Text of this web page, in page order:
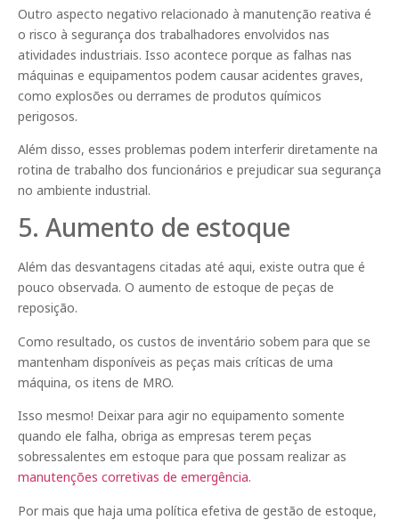
Outro aspecto negativo relacionado à manutenção reativa é
o risco à segurança dos trabalhadores envolvidos nas
atividades industriais. Isso acontece porque as falhas nas
máquinas e equipamentos podem causar acidentes graves,
como explosões ou derrames de produtos químicos
perigosos.
Além disso, esses problemas podem interferir diretamente na
rotina de trabalho dos funcionários e prejudicar sua segurança
no ambiente industrial.
5. Aumento de estoque
Além das desvantagens citadas até aqui, existe outra que é
pouco observada. O aumento de estoque de peças de
reposição.
Como resultado, os custos de inventário sobem para que se
mantenham disponíveis as peças mais críticas de uma
máquina, os itens de MRO.
Isso mesmo! Deixar para agir no equipamento somente
quando ele falha, obriga as empresas terem peças
sobressalentes em estoque para que possam realizar as
manutenções corretivas de emergência.
Por mais que haja uma política efetiva de gestão de estoque,